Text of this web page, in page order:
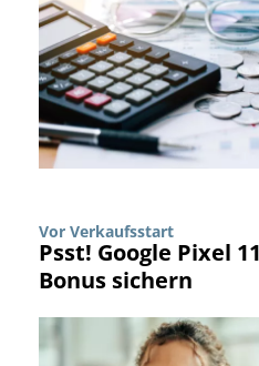
Vor Verkaufsstart
Psst! Google Pixel
Bonus sichern